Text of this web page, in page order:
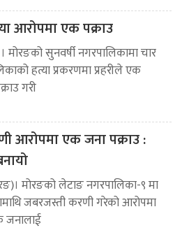
आरोपमा एक पक्राउ
मोरङको सुनवर्षी नगरपालिकामा चार
हत्या प्रकरणमा प्रहरीले एक
गरी
आरोपमा एक जना पक्राउ :
मोरङको लेटाङ नगरपालिका-९ मा
जबरजस्ती करणी गरेको आरोपमा
जनालाई